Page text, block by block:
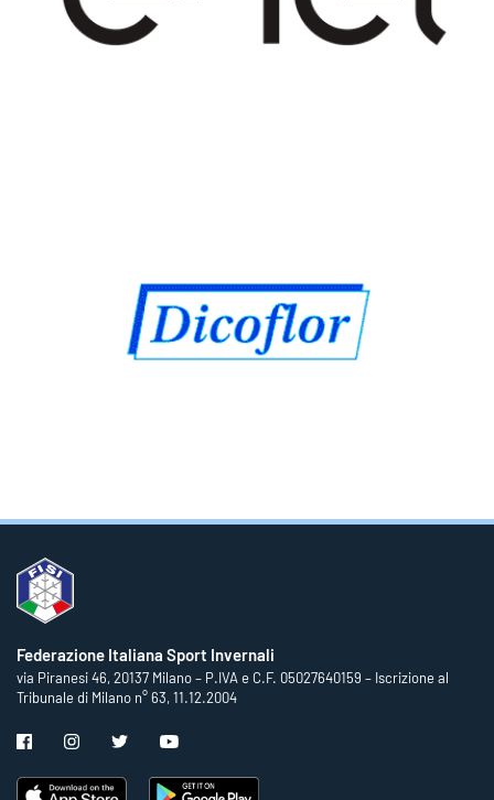
Federazione Italiana Sport Invernali
via Piranesi 46, 20137 Milano – P.IVA e C.F. 05027640159 – Iscrizione al
Tribunale di Milano n° 63, 11.12.2004